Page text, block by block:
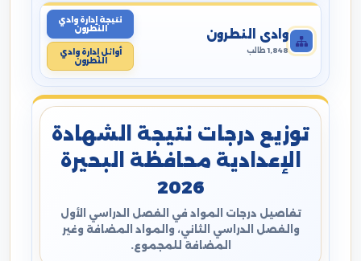
وادي النطرون
1,848 طالب
نتيجة إدارة وادي
النطرون
أوائل إدارة وادي
النطرون
توزيع درجات نتيجة الشهادة
الإعدادية محافظة البحيرة
2026
تفاصيل درجات المواد في الفصل الدراسي الأول
والفصل الدراسي الثاني، والمواد المضافة وغير
المضافة للمجموع.